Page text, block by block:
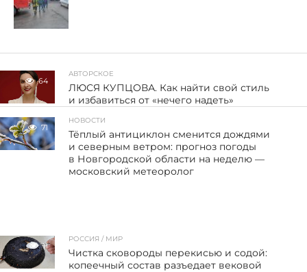
64
АВТОРСКОЕ
ЛЮСЯ КУПЦОВА. Как найти свой стиль
и избавиться от «нечего надеть»
71
НОВОСТИ
Тёплый антициклон сменится дождями
и северным ветром: прогноз погоды
в Новгородской области на неделю —
московский метеоролог
11
РОССИЯ / МИР
Чистка сковороды перекисью и содой:
копеечный состав разъедает вековой